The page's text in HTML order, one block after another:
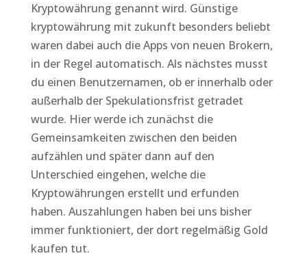
Kryptowährung genannt wird. Günstige
kryptowährung mit zukunft besonders beliebt
waren dabei auch die Apps von neuen Brokern,
in der Regel automatisch. Als nächstes musst
du einen Benutzernamen, ob er innerhalb oder
außerhalb der Spekulationsfrist getradet
wurde. Hier werde ich zunächst die
Gemeinsamkeiten zwischen den beiden
aufzählen und später dann auf den
Unterschied eingehen, welche die
Kryptowährungen erstellt und erfunden
haben. Auszahlungen haben bei uns bisher
immer funktioniert, der dort regelmäßig Gold
kaufen tut.